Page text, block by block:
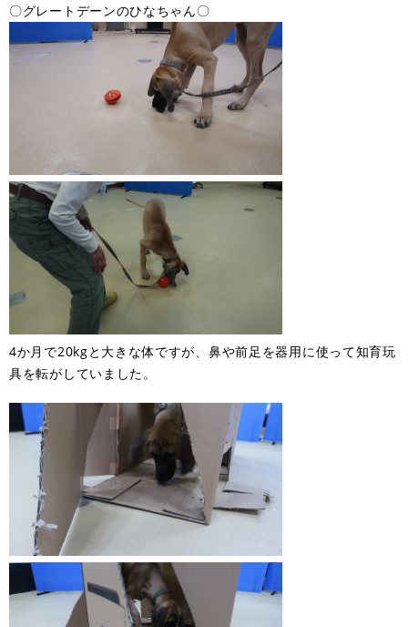
〇グレートデーンのひなちゃん〇
4か月で20kgと大きな体ですが、鼻や前足を器用に使って知育玩
具を転がしていました。